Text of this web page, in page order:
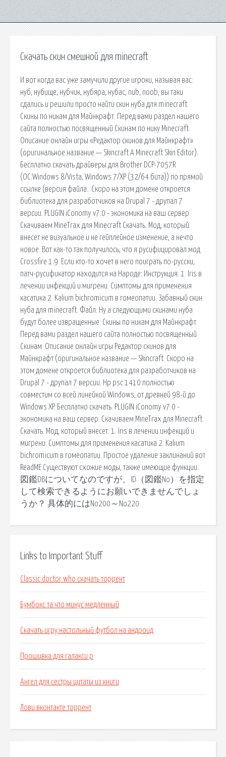
Скачать скин смешной для minecraft
И вот когда вас уже замучили другие игроки, называя вас:
нуб, нубище, нубчик, нубяра, нубас, nub, noob, вы таки
сдались и решили просто найти скин нуба для minecraft.
Скины по никам для Майнкрафт. Перед вами раздел нашего
сайта полностью посвященный Скинам по нику Minecraft.
Описание онлайн игры «Редактор скинов для Майнкрафт»
(оригинальное название — Skincraft A Minecraft Skin Editor).
Бесплатно скачать драйверы для Brother DCP-7057R
(ОС:Windows 8/Vista, Windows 7/XP (32/64 бита)) по прямой
ссылке (версия файла:. Скоро на этом домене откроется
библиотека для разработчиков на Drupal 7 - друпал 7
версии. PLUGIN iConomy v7.0 - экономика на ваш сервер.
Скачиваем MineTrax для Minecraft Скачать. Мод, который
внесет не визуальное и не гейплейное изменение, а нечто
новое. Вот как-то так получилось, что я русифицировал мод
Crossfire 1.9. Если кто-то хочет в него поиграть по-русски,
патч-русификатор находится на Народе: Инструкция. 1. Iris в
лечении инфекций и мигрени. Симптомы для применения
касатика 2. Kalium bichromicum в гомеопатии. Забавный скин
нуба для minecraft. Файл: Ну а следующими скинами нуба
будут более извращенные. Скины по никам для Майнкрафт.
Перед вами раздел нашего сайта полностью посвященный
Скинам. Описание онлайн игры Редактор скинов для
Майнкрафт (оригинальное название — Skincraft. Скоро на
этом домене откроется библиотека для разработчиков на
Drupal 7 - друпал 7 версии. Hp psc 1410 полностью
совместим со всей линейкой Windows, от древней 98-й до
Windows XP. Бесплатно скачать. PLUGIN iConomy v7.0 -
экономика на ваш сервер. Скачиваем MineTrax для Minecraft
Скачать. Мод, который внесет. 1. Iris в лечении инфекций и
мигрени. Симптомы для применения касатика 2. Kalium
bichromicum в гомеопатии. Простое удаление заклинаний вот
ReadME Существуют схожие моды, также имеющие функции.
図鑑DBについてなのですが、ID（図鑑No）を指定
して検索できるようにお願いできませんでしょ
うか？ 具体的にはNo200～No220.
Links to Important Stuff
Classic doctor who скачать торрент
Бумбокс та что минус медленный
Скачать игру настольный футбол на андроид
Прошивка для галакси р
Ангел для сестры цитаты из книги
Лови вконтакте торрент